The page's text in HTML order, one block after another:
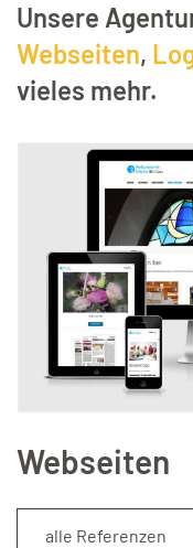
Unsere
Webseiten,
vieles mehr.
Webseiten
alle Referenzen